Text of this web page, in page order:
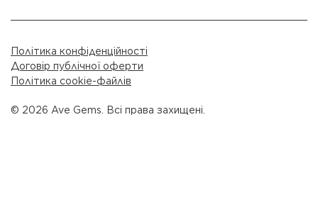
© 2026 Ave Gems. Всі права захищені.
Політика конфіденційності
Договір публічної оферти
Політика cookie-файлів